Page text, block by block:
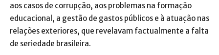
aos casos de corrupção, aos problemas na formação
educacional, a gestão de gastos públicos e à atuação nas
relações exteriores, que revelavam factualmente a falta
de seriedade brasileira.